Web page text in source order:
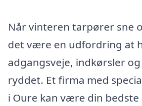
Når vinteren tarpører sne
det være en udfordring at
adgangsveje, indkørsler
ryddet. Et firma med
i Oure kan være din